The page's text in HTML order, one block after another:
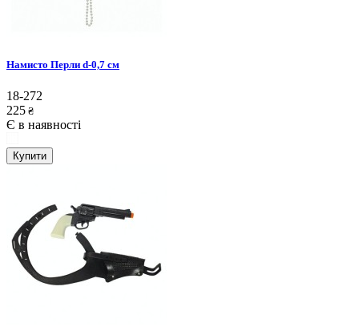
Намисто Перли d-0,7 см
18-272
225 ₴
Є в наявності
Купити